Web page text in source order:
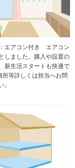
エアコン付き エアコン
しました。購入や設置の
新生活スタートも快適で
所等詳しくは担当へお問